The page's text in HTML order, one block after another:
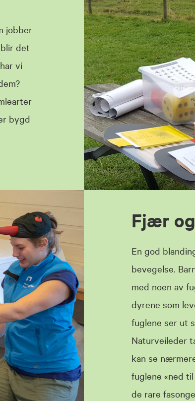
jobber
det
vi
bygd
Fjær
En god
bevegelse.
med noen av
dyrene som
fuglene ser ut
Naturveileder
kan se
fuglene «ned
de rare